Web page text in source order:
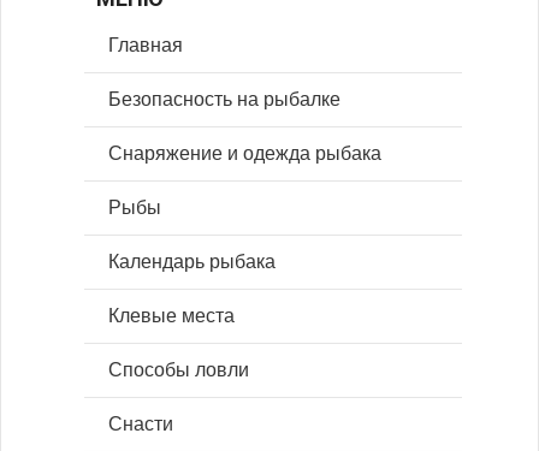
Главная
Безопасность на рыбалке
Снаряжение и одежда рыбака
Рыбы
Календарь рыбака
Клевые места
Способы ловли
Снасти